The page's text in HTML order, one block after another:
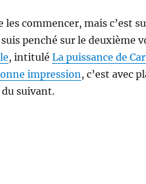
les commencer, mais c’est
penché sur le deuxième
, intitulé La puissance de
impression, c’est avec
suivant.
« La puissance de Carthage,